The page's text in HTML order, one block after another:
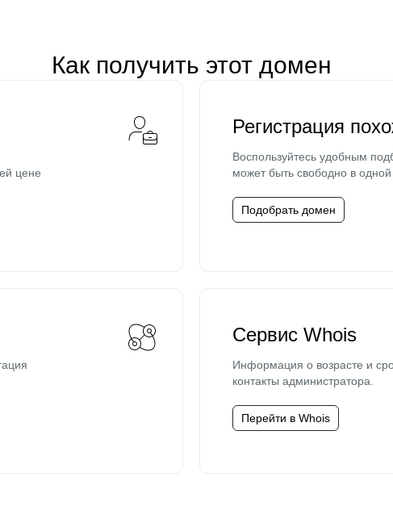
Как получить этот домен
цене
Регистрация
Воспользуйтесь удобным
может быть свободно в
Подобрать домен
Сервис Whois
Информация о возрасте и
контакты администратора.
Перейти в Whois